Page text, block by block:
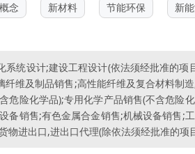
念 新材料 节能环保 新
系统设计;建设工程设计(依法须经批准的
纤维及制品销售;高性能纤维及复合材料制
危险化学品);专用化学产品销售(不含危险
备销售;有色金属合金销售;机械设备销售;
物进出口,进出口代理(除依法须经批准的